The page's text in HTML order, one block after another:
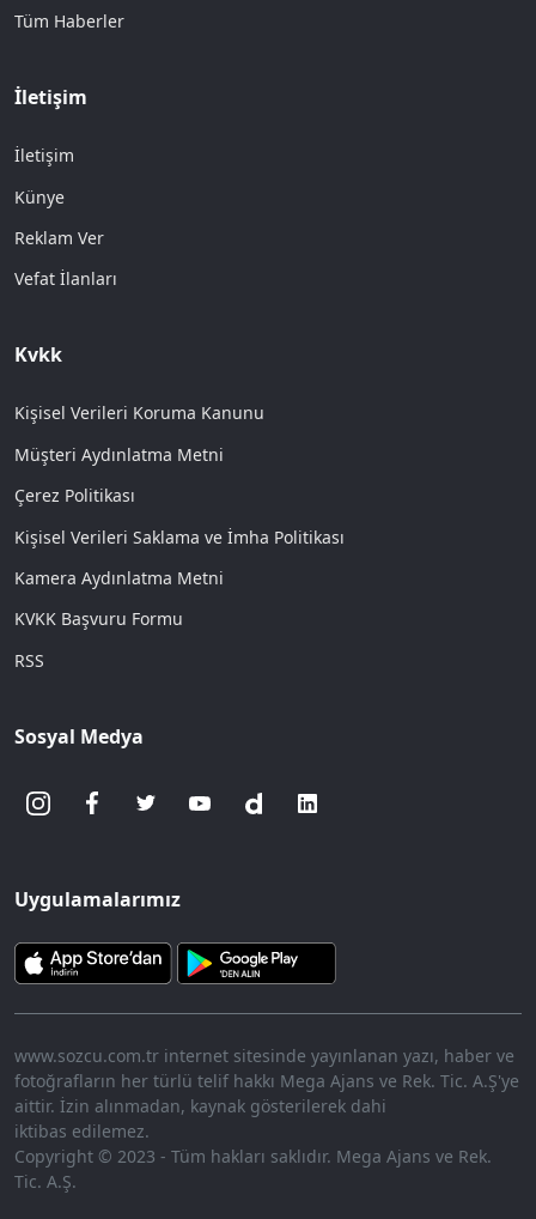
Tüm Haberler
İletişim
İletişim
Künye
Reklam Ver
Vefat İlanları
Kvkk
Kişisel Verileri Koruma Kanunu
Müşteri Aydınlatma Metni
Çerez Politikası
Kişisel Verileri Saklama ve İmha Politikası
Kamera Aydınlatma Metni
KVKK Başvuru Formu
RSS
Sosyal Medya
Uygulamalarımız
www.sozcu.com.tr internet sitesinde yayınlanan yazı, haber ve
fotoğrafların her türlü telif hakkı Mega Ajans ve Rek. Tic. A.Ş'ye
aittir. İzin alınmadan, kaynak gösterilerek dahi
iktibas edilemez.
Copyright © 2023 - Tüm hakları saklıdır. Mega Ajans ve Rek.
Tic. A.Ş.